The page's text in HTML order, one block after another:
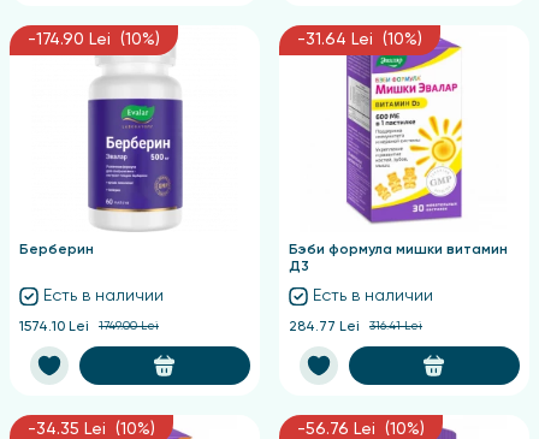
-174.90 Lei (10%)
Берберин
Есть в наличии
1574.10 Lei 1749.00 Lei
-31.64 Lei (10%)
Бэби формула мишки витамин
Д3
Есть в наличии
284.77 Lei 316.41 Lei
-34.35 Lei (10%) -56.76 Lei (10%)